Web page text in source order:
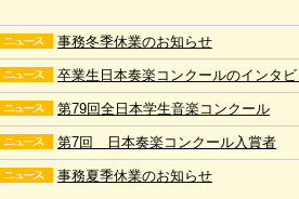
事務冬季休業のお知らせ
卒業生日本奏楽コンクールのインタ
第79回全日本学生音楽コンクール
第7回 日本奏楽コンクール入賞者
事務夏季休業のお知らせ